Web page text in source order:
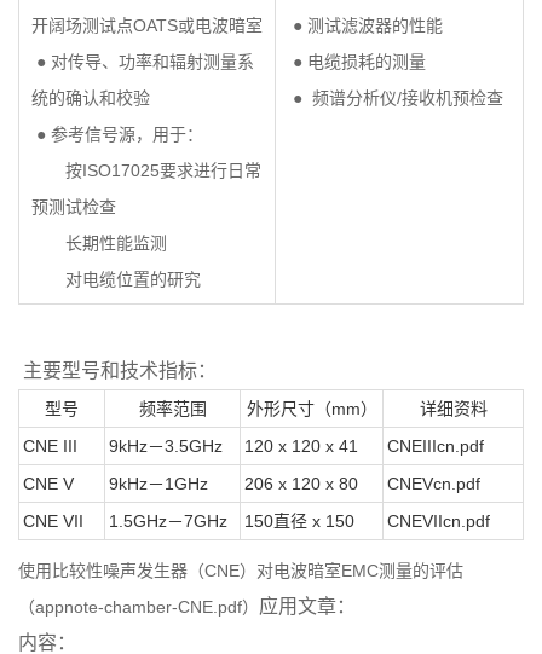
开阔场测试点OATS或电波暗室
● 对传导、功率和辐射测量系
统的确认和校验
● 参考信号源，用于：
按ISO17025要求进行日常
预测试检查
长期性能监测
对电缆位置的研究
● 测试滤波器的性能
● 电缆损耗的测量
● 频谱分析仪/接收机预检查
主要型号和技术指标：
型号 频率范围 外形尺寸（mm）
详细资料
CNE III
9kHz－3.5GHz 120 x 120 x 41
CNEIIIcn.pdf
CNE V
9kHz－1GHz 206 x 120 x 80
CNEVcn.pdf
CNE VII
1.5GHz－7GHz 150直径 x 150 CNEVIIcn.pdf
使用比较性噪声发生器（CNE）对电波暗室EMC测量的评估
（appnote-chamber-CNE.pdf） 应用文章：
内容：